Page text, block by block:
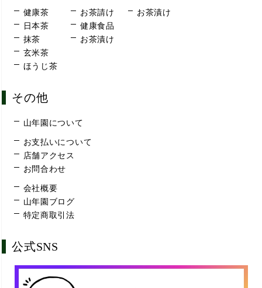
健康茶
日本茶
抹茶
玄米茶
ほうじ茶
お茶請け
健康食品
お茶漬け
お茶漬け
その他
山年園について
お支払いについて
店舗アクセス
お問合わせ
会社概要
山年園ブログ
特定商取引法
公式SNS